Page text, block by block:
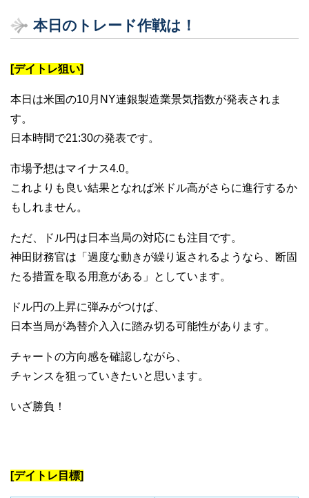
本日のトレード作戦は！
[デイトレ狙い]
本日は米国の10月NY連銀製造業景気指数が発表されま
す。
日本時間で21:30の発表です。
市場予想はマイナス4.0。
これよりも良い結果となれば米ドル高がさらに進行するか
もしれません。
ただ、ドル円は日本当局の対応にも注目です。
神田財務官は「過度な動きが繰り返されるようなら、断固
たる措置を取る用意がある」としています。
ドル円の上昇に弾みがつけば、
日本当局が為替介入入に踏み切る可能性があります。
チャートの方向感を確認しながら、
チャンスを狙っていきたいと思います。
いざ勝負！
[デイトレ目標]